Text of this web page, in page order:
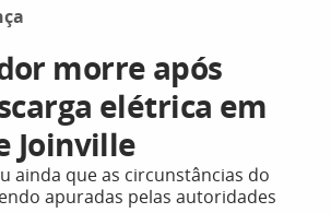
morre após
elétrica em
Joinville
ainda que as circunstâncias do
apuradas pelas autoridades